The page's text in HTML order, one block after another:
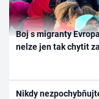
Boj s migranty
nelze jen tak chytit
Nikdy